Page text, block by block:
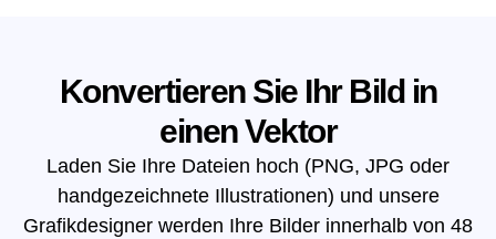
Konvertieren Sie Ihr Bild in
einen Vektor
Laden Sie Ihre Dateien hoch (PNG, JPG oder
handgezeichnete Illustrationen) und unsere
Grafikdesigner werden Ihre Bilder innerhalb von 48